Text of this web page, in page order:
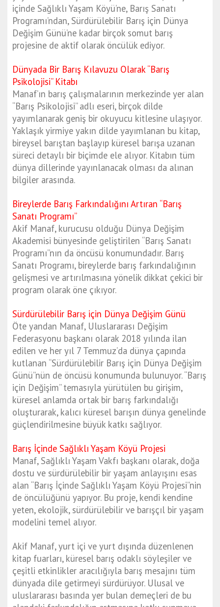
içinde Sağlıklı Yaşam Köyü’ne, Barış Sanatı
Programı’ndan, Sürdürülebilir Barış için Dünya
Değişim Günü’ne kadar birçok somut barış
projesine de aktif olarak öncülük ediyor.
Dünyada Bir Barış Kılavuzu Olarak “Barış
Psikolojisi” Kitabı
Manaf’ın barış çalışmalarının merkezinde yer alan
“Barış Psikolojisi” adlı eseri, birçok dilde
yayımlanarak geniş bir okuyucu kitlesine ulaşıyor.
Yaklaşık yirmiye yakın dilde yayımlanan bu kitap,
bireysel barıştan başlayıp küresel barışa uzanan
süreci detaylı bir biçimde ele alıyor. Kitabın tüm
dünya dillerinde yayınlanacak olması da alınan
bilgiler arasında.
Bireylerde Barış Farkındalığını Artıran “Barış
Sanatı Programı”
Akif Manaf, kurucusu olduğu Dünya Değişim
Akademisi bünyesinde geliştirilen “Barış Sanatı
Programı”nın da öncüsü konumundadır. Barış
Sanatı Programı, bireylerde barış farkındalığının
gelişmesi ve artırılmasına yönelik dikkat çekici bir
program olarak öne çıkıyor.
Sürdürülebilir Barış için Dünya Değişim Günü
Öte yandan Manaf, Uluslararası Değişim
Federasyonu başkanı olarak 2018 yılında ilan
edilen ve her yıl 7 Temmuz’da dünya çapında
kutlanan “Sürdürülebilir Barış için Dünya Değişim
Günü”nün de öncüsü konumunda bulunuyor. “Barış
için Değişim” temasıyla yürütülen bu girişim,
küresel anlamda ortak bir barış farkındalığı
oluşturarak, kalıcı küresel barışın dünya genelinde
güçlendirilmesine büyük katkı sağlıyor.
Barış İçinde Sağlıklı Yaşam Köyü Projesi
Manaf, Sağlıklı Yaşam Vakfı başkanı olarak, doğa
dostu ve sürdürülebilir bir yaşam anlayışını esas
alan “Barış İçinde Sağlıklı Yaşam Köyü Projesi”nin
de öncülüğünü yapıyor. Bu proje, kendi kendine
yeten, ekolojik, sürdürülebilir ve barışçıl bir yaşam
modelini temel alıyor.
Akif Manaf, yurt içi ve yurt dışında düzenlenen
kitap fuarları, küresel barış odaklı söyleşiler ve
çeşitli etkinlikler aracılığıyla barış mesajını tüm
dünyada dile getirmeyi sürdürüyor. Ulusal ve
uluslararası basında yer bulan demeçleri de bu